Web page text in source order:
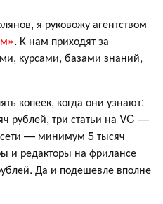
я руковожу агентством
. К нам приходят за
курсами, базами знаний,
копеек, когда они узнают:
рублей, три статьи на VC —
— минимум 5 тысяч
и редакторы на фрилансе
Да и подешевле вполне